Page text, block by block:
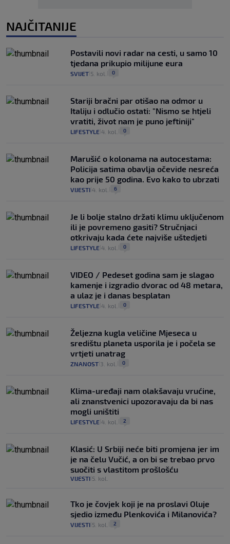
NAJČITANIJE
Postavili novi radar na cesti, u samo 10
tjedana prikupio milijune eura
SVIJET 5. kol. 0
Stariji bračni par otišao na odmor u
Italiju i odlučio ostati: "Nismo se htjeli
vratiti, život nam je puno jeftiniji"
LIFESTYLE 4. kol. 0
Marušić o kolonama na autocestama:
Policija satima obavlja očevide nesreća
kao prije 50 godina. Evo kako to ubrzati
VIJESTI 4. kol. 6
Je li bolje stalno držati klimu uključenom
ili je povremeno gasiti? Stručnjaci
otkrivaju kada ćete najviše uštedjeti
LIFESTYLE 4. kol. 0
VIDEO / Pedeset godina sam je slagao
kamenje i izgradio dvorac od 48 metara,
a ulaz je i danas besplatan
LIFESTYLE 4. kol. 0
Željezna kugla veličine Mjeseca u
središtu planeta usporila je i počela se
vrtjeti unatrag
ZNANOST 3. kol. 0
Klima-uređaji nam olakšavaju vrućine,
ali znanstvenici upozoravaju da bi nas
mogli uništiti
LIFESTYLE 4. kol. 2
Klasić: U Srbiji neće biti promjena jer im
je na čelu Vučić, a on bi se trebao prvo
suočiti s vlastitom prošlošću
VIJESTI 5. kol.
Tko je čovjek koji je na proslavi Oluje
sjedio između Plenkovića i Milanovića?
VIJESTI 5. kol. 2